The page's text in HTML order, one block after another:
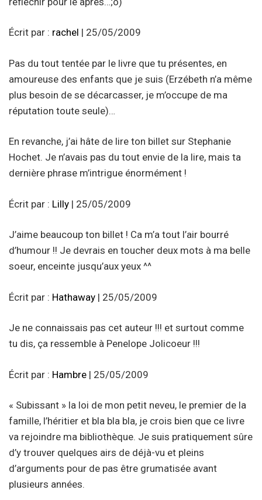
Écrit par : rachel | 25/05/2009
Pas du tout tentée par le livre que tu présentes, en
amoureuse des enfants que je suis (Erzébeth n’a même
plus besoin de se décarcasser, je m’occupe de ma
réputation toute seule)…
En revanche, j’ai hâte de lire ton billet sur Stephanie
Hochet. Je n’avais pas du tout envie de la lire, mais ta
dernière phrase m’intrigue énormément !
Écrit par : Lilly | 25/05/2009
J’aime beaucoup ton billet ! Ca m’a tout l’air bourré
d’humour !! Je devrais en toucher deux mots à ma belle
soeur, enceinte jusqu’aux yeux ^^
Écrit par : Hathaway | 25/05/2009
Je ne connaissais pas cet auteur !!! et surtout comme
tu dis, ça ressemble à Penelope Jolicoeur !!!
Écrit par : Hambre | 25/05/2009
« Subissant » la loi de mon petit neveu, le premier de la
famille, l’héritier et bla bla bla, je crois bien que ce livre
va rejoindre ma bibliothèque. Je suis pratiquement sûre
d’y trouver quelques airs de déjà-vu et pleins
d’arguments pour de pas être grumatisée avant
plusieurs années.